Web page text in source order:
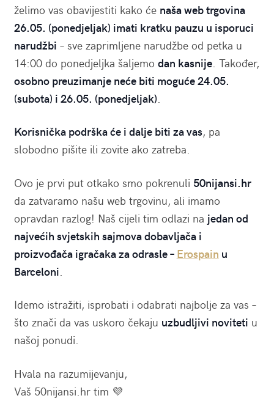
želimo vas obavijestiti kako će naša web trgovina
26.05. (ponedjeljak) imati kratku pauzu u isporuci
narudžbi – sve zaprimljene narudžbe od petka u
14:00 do ponedjeljka šaljemo dan kasnije. Također,
osobno preuzimanje neće biti moguće 24.05.
(subota) i 26.05. (ponedjeljak)
Korisnička podrška će i dalje biti za vas, pa
slobodno pišite ili zovite ako zatreba.
Ovo je prvi put otkako smo pokrenuli 50nijansi.hr
da zatvaramo našu web trgovinu, ali imamo
opravdan razlog! Naš cijeli tim odlazi na jedan od
najvećih svjetskih sajmova dobavljača i
proizvođača igračaka za odrasle – Erospain u
Barceloni
Idemo istražiti, isprobati i odabrati najbolje za vas –
što znači da vas uskoro čekaju uzbudljivi noviteti u
našoj ponudi.
Hvala na razumijevanju,
Vaš 50nijansi.hr tim 💜